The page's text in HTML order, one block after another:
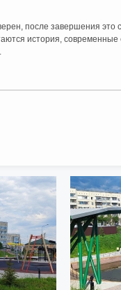
после завершения
история,